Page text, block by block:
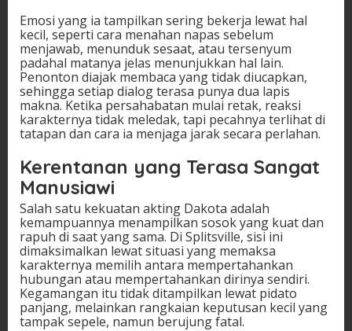
Emosi yang ia tampilkan sering bekerja lewat hal
kecil, seperti cara menahan napas sebelum
menjawab, menunduk sesaat, atau tersenyum
padahal matanya jelas menunjukkan hal lain.
Penonton diajak membaca yang tidak diucapkan,
sehingga setiap dialog terasa punya dua lapis
makna. Ketika persahabatan mulai retak, reaksi
karakternya tidak meledak, tapi pecahnya terlihat di
tatapan dan cara ia menjaga jarak secara perlahan.
Kerentanan yang Terasa Sangat
Manusiawi
Salah satu kekuatan akting Dakota adalah
kemampuannya menampilkan sosok yang kuat dan
rapuh di saat yang sama. Di Splitsville, sisi ini
dimaksimalkan lewat situasi yang memaksa
karakternya memilih antara mempertahankan
hubungan atau mempertahankan dirinya sendiri.
Kegamangan itu tidak ditampilkan lewat pidato
panjang, melainkan rangkaian keputusan kecil yang
tampak sepele, namun berujung fatal.